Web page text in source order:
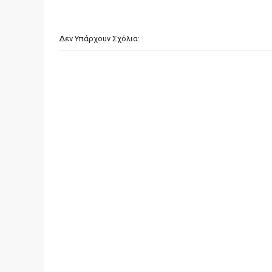
Δεν Υπάρχουν Σχόλια: